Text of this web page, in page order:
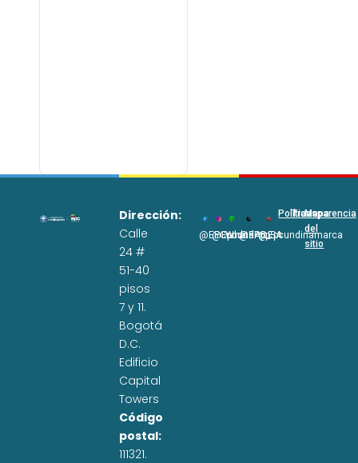
Dirección:
Calle
24 #
51-40
pisos
7 y 11.
Bogotá
D.C.
Edificio
Capital
Towers
Código
postal:
111321.
@EPCundi
@Epcundi
WhatsApp
@EPC_SA
@Epcundinamarca
Políticas
Transparencia
Mapa
del
sitio